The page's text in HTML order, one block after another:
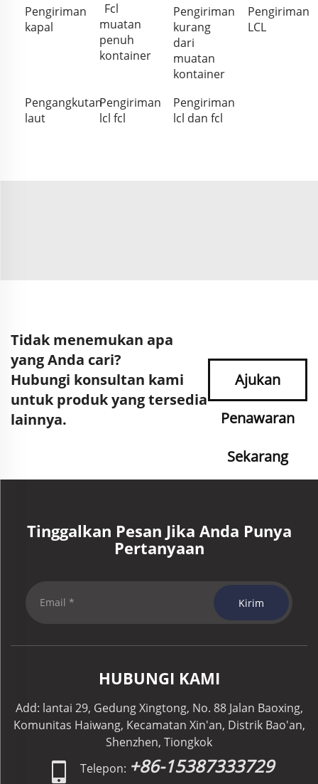
Pengiriman
kapal
Fcl
muatan
penuh
kontainer
Pengiriman
kurang
dari
muatan
kontainer
Pengiriman
LCL
Pengangkutan
laut
Pengiriman
lcl fcl
Pengiriman
lcl dan fcl
Tidak menemukan apa
yang Anda cari?
Hubungi konsultan kami
untuk produk yang tersedia
lainnya.
Ajukan
Penawaran
Sekarang
Tinggalkan Pesan Jika Anda Punya
Pertanyaan
Kirim
HUBUNGI KAMI
Add: lantai 29, Gedung Xingtong, No. 88 Jalan Baoxing,
Komunitas Haiwang, Kecamatan Xin'an, Distrik Bao'an,
Shenzhen, Tiongkok
Telepon: +86-15387333729